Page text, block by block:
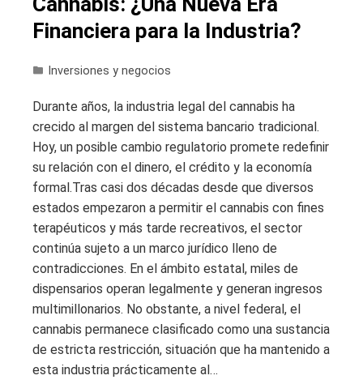
Financiera para la Industria?
Inversiones y negocios
Durante años, la industria legal del cannabis ha
crecido al margen del sistema bancario tradicional.
Hoy, un posible cambio regulatorio promete redefinir
su relación con el dinero, el crédito y la economía
formal.Tras casi dos décadas desde que diversos
estados empezaron a permitir el cannabis con fines
terapéuticos y más tarde recreativos, el sector
continúa sujeto a un marco jurídico lleno de
contradicciones. En el ámbito estatal, miles de
dispensarios operan legalmente y generan ingresos
multimillonarios. No obstante, a nivel federal, el
cannabis permanece clasificado como una sustancia
de estricta restricción, situación que ha mantenido a
esta industria prácticamente al…